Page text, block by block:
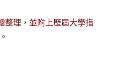
整理，並附上歷屆大學指